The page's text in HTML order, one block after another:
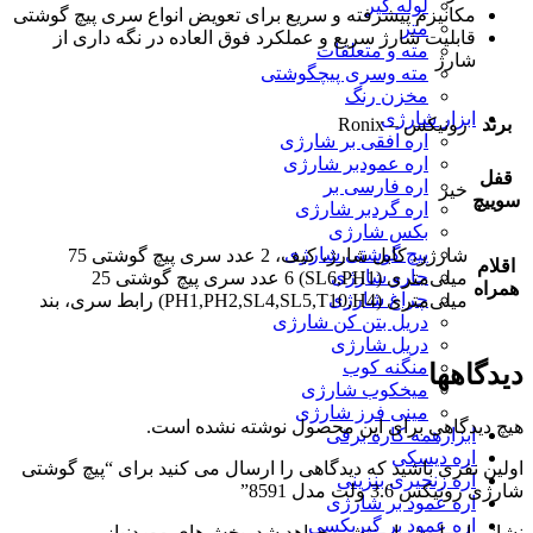
لوله گیر
متر
مته و متعلقات
مته وسری پیچگوشتی
مخزن رنگ
ابزار شارژی
اره افقی بر شارژی
اره عمودبر شارژی
اره فارسی بر
اره گردبر شارژی
بکس شارژی
پیچ گوشتی شارژی
جارو شارژی
چراغ شارژی
دریل بتن کن شارژی
دریل شارژی
منگنه کوب
میخکوب شارژی
مینی فرز شارژی
ابزارهمه کاره برقی
اره دیسکی
اره زنجیری بنزینی
اره عمود بر شارژی
اره عمود بر گیربکسی
مکانیزم پیشرفته و سریع برای تعویض انواع سری پیچ گوشتی
قابلیت شارژ سریع و عملکرد فوق العاده در نگه داری از
شارژ
برند رونیکس – Ronix
قفل
سوییچ
خیر
اقلام
همراه
شارژر، کابل شارژ، کیف، 2 عدد سری پیچ گوشتی 75
میلی‌متری (SL6,PH1) 6 عدد سری پیچ گوشتی 25
میلی‌متری (PH1,PH2,SL4,SL5,T10,H4) رابط سری، بند
دیدگاهها
هیچ دیدگاهی برای این محصول نوشته نشده است.
اولین نفری باشید که دیدگاهی را ارسال می کنید برای “پیچ گوشتی
شارژی رونیکس 3.6 ولت مدل 8591”